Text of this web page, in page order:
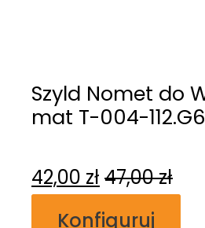
Szyld Nomet do
mat T-004-112.G6
42,00 zł 47,00zł
Konfiguruj